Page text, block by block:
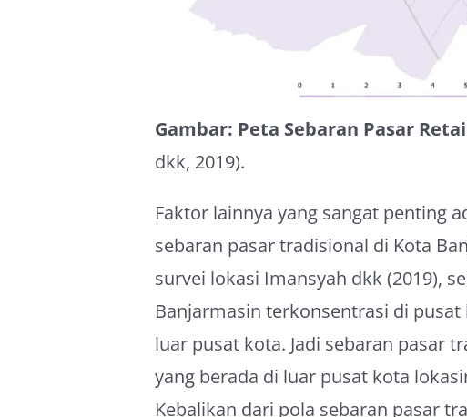
Gambar: Peta Sebaran Pasar
dkk, 2019).
Faktor lainnya yang sangat penting
sebaran pasar tradisional di Kota
survei lokasi Imansyah dkk (2019),
Banjarmasin terkonsentrasi di
luar pusat kota. Jadi sebaran pasar
yang berada di luar pusat kota
Kebalikan dari pola sebaran pasar